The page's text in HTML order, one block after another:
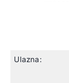
Ulazna: